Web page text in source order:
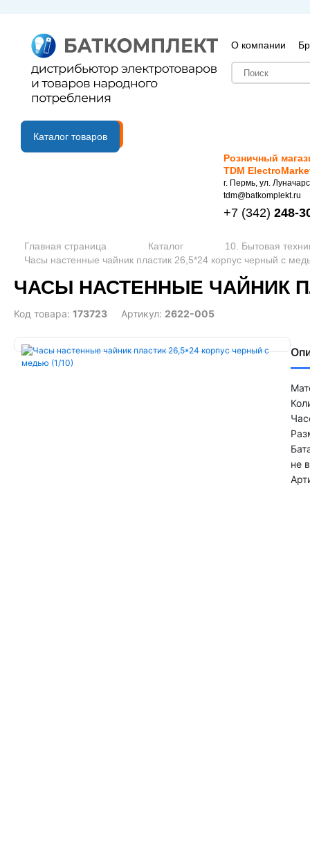
О компании
B2B портал
Каталог товаров
Розничный
TDM
г. Пермь, ул.
tdm@batkomplekt.ru
+7 (342) 248-
Главная страница Каталог
10. Бытовая
Часы настенные чайник пластик 26,5*24 корпус черный с
ЧАСЫ НАСТЕННЫЕ ЧАЙНИК
Код товара: 173723 Артикул: 2622-005
не